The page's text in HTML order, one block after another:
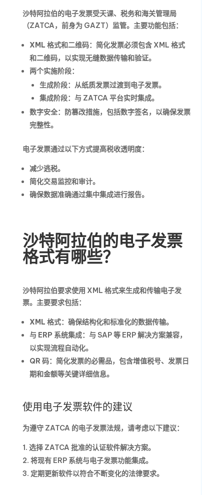
沙特阿拉伯的电子发票受天课、税务和海关管理局
（ZATCA，前身为 GAZT）监管。主要功能包括：
XML 格式和二维码：简化发票必须包含 XML 格式
和二维码，以实现无缝数据传输和验证。
两个实施阶段：
生成阶段：从纸质发票过渡到电子发票。
集成阶段：与 ZATCA 平台实时集成。
数字安全：防篡改措施，包括数字签名，以确保发票
完整性。
电子发票通过以下方式提高税收透明度：
减少逃税。
简化交易监控和审计。
确保数据准确通过集中集成进行报告。
沙特阿拉伯的电子发票
格式有哪些？
沙特阿拉伯要求使用 XML 格式来生成和传输电子发
票。主要要求包括：
XML 格式：确保结构化和标准化的数据传输。
与 ERP 系统集成：与 SAP 等 ERP 解决方案兼容，
以实现流程自动化。
QR 码：简化发票的必需品，包含增值税号、发票日
期和金额等关键详细信息。
使用电子发票软件的建议
为遵守 ZATCA 的电子发票法规，请考虑以下建议：
选择 ZATCA 批准的认证软件解决方案。
将现有 ERP 系统与电子发票功能集成。
定期更新软件以符合不断变化的法律要求。